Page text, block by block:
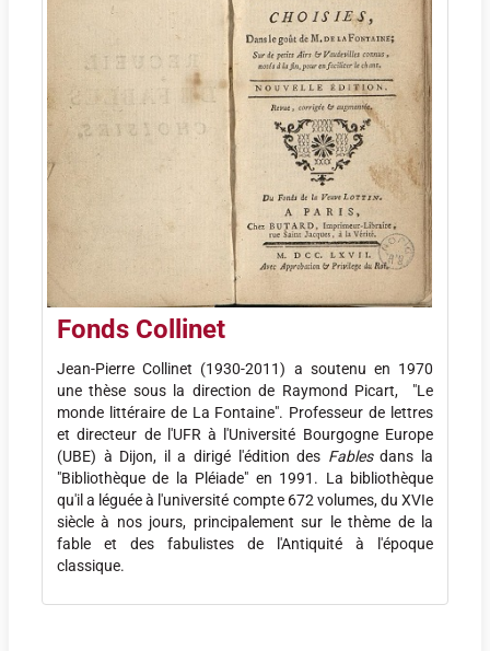
Fonds Collinet
Jean-Pierre Collinet (1930-2011) a soutenu en 1970
une thèse sous la direction de Raymond Picart, "Le
monde littéraire de La Fontaine". Professeur de lettres
et directeur de l'UFR à l'Université Bourgogne Europe
(UBE) à Dijon, il a dirigé l'édition des Fablesdans la
"Bibliothèque de la Pléiade" en 1991. La bibliothèque
qu'il a léguée à l'université compte 672 volumes, du XVIe
siècle à nos jours, principalement sur le thème de la
fable et des fabulistes de l'Antiquité à l'époque
classique.